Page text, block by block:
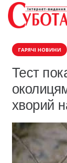
ГАРЯЧІ НОВИНИ
Тест
хворий